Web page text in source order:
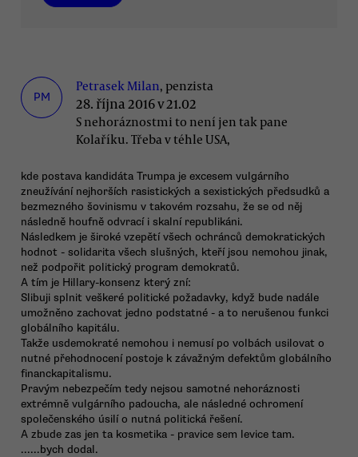
PM
Petrasek Milan, penzista
28. října 2016 v 21.02
S nehoráznostmi to není jen tak pane
Kolaříku. Třeba v téhle USA,
kde postava kandidáta Trumpa je excesem vulgárního
zneužívání nejhorších rasistických a sexistických předsudků a
bezmezného šovinismu v takovém rozsahu, že se od něj
následně houfně odvrací i skalní republikáni.
Následkem je široké vzepětí všech ochránců demokratických
hodnot - solidarita všech slušných, kteří jsou nemohou jinak,
než podpořit politický program demokratů.
A tím je Hillary-konsenz který zní:
Slibuji splnit veškeré politické požadavky, když bude nadále
umožněno zachovat jedno podstatné - a to nerušenou funkci
globálního kapitálu.
Takže usdemokraté nemohou i nemusí po volbách usilovat o
nutné přehodnocení postoje k závažným defektům globálního
financkapitalismu.
Pravým nebezpečím tedy nejsou samotné nehoráznosti
extrémně vulgárního padoucha, ale následné ochromení
společenského úsilí o nutná politická řešení.
A zbude zas jen ta kosmetika - pravice sem levice tam.
......bych dodal.